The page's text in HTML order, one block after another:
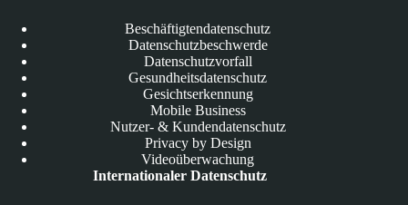
Beschäftigtendatenschutz
Datenschutzbeschwerde
Datenschutzvorfall
Gesundheitsdatenschutz
Gesichtserkennung
Mobile Business
Nutzer- & Kundendatenschutz
Privacy by Design
Videoüberwachung
Internationaler Datenschutz